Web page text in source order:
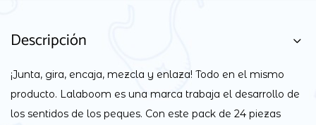
Descripción
¡Junta, gira, encaja, mezcla y enlaza! Todo en el mismo
producto. Lalaboom es una marca trabaja el desarrollo de
los sentidos de los peques. Con este pack de 24 piezas